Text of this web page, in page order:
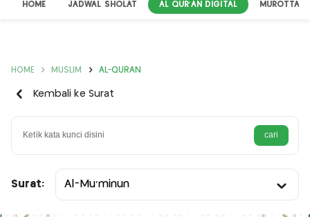
HOME JADWAL SHOLAT AL QUR'AN DIGITAL MUROTTAL
HOME MUSLIM AL-QURAN
Kembali ke Surat
Surat: Al-Mu’minun